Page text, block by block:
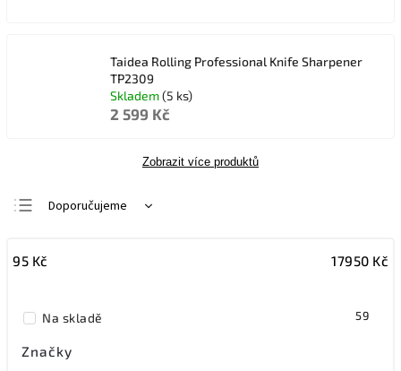
Taidea Rolling Professional Knife Sharpener
TP2309
Skladem(5 ks)
2 599 Kč
Zobrazit více produktů
Doporučujeme
Abecedně
95 Kč 17950 Kč
Na skladě 59
Značky